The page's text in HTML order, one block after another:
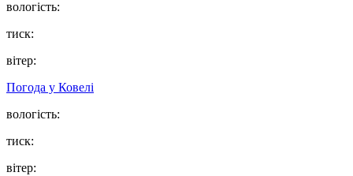
вологість:
тиск:
вітер:
Погода у Ковелі
вологість:
тиск:
вітер: